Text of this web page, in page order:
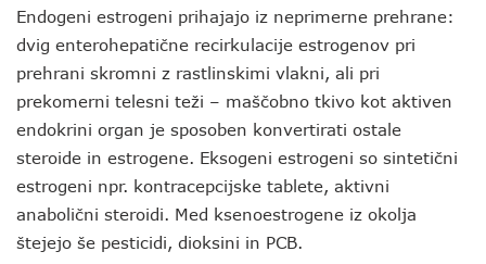
Endogeni estrogeni prihajajo iz neprimerne prehrane:
dvig enterohepatične recirkulacije estrogenov pri
prehrani skromni z rastlinskimi vlakni, ali pri
prekomerni telesni teži – maščobno tkivo kot aktiven
endokrini organ je sposoben konvertirati ostale
steroide in estrogene. Eksogeni estrogeni so sintetični
estrogeni npr. kontracepcijske tablete, aktivni
anabolični steroidi. Med ksenoestrogene iz okolja
štejejo še pesticidi, dioksini in PCB.